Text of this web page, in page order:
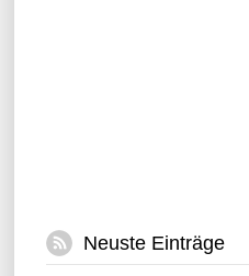
Neuste Einträge